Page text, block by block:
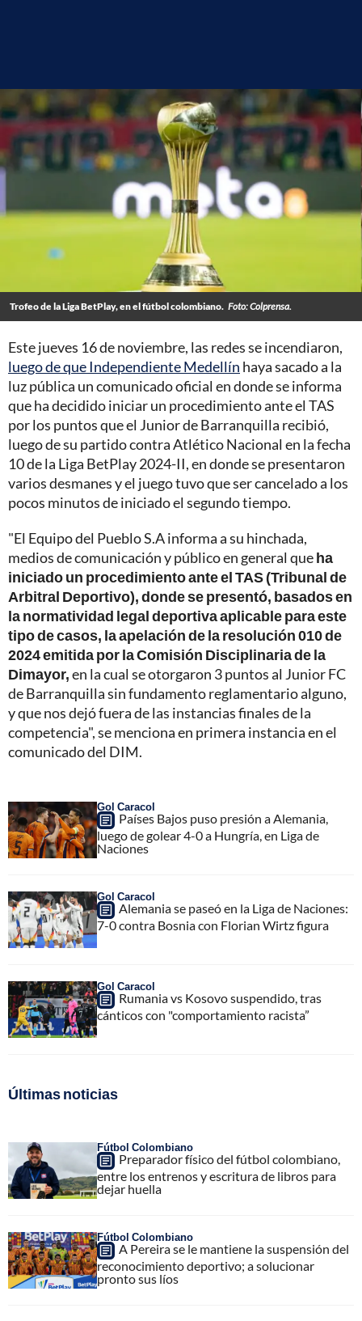
Trofeo de la Liga BetPlay, en el fútbol colombiano. Foto: Colprensa.
Este jueves 16 de noviembre, las redes se incendiaron,
luego de que Independiente Medellín haya sacado a la
luz pública un comunicado oficial en donde se informa
que ha decidido iniciar un procedimiento ante el TAS
por los puntos que el Junior de Barranquilla recibió,
luego de su partido contra Atlético Nacional en la fecha
10 de la Liga BetPlay 2024-II, en donde se presentaron
varios desmanes y el juego tuvo que ser cancelado a los
pocos minutos de iniciado el segundo tiempo.
"El Equipo del Pueblo S.A informa a su hinchada,
medios de comunicación y público en general queha
iniciado un procedimiento ante el TAS (Tribunal de
Arbitral Deportivo), donde se presentó, basados en
la normatividad legal deportiva aplicable para este
tipo de casos, la apelación de la resolución 010 de
2024 emitida por la Comisión Disciplinaria de la
Dimayor,en la cual se otorgaron 3 puntos al Junior FC
de Barranquilla sin fundamento reglamentario alguno,
y que nos dejó fuera de las instancias finales de la
competencia", se menciona en primera instancia en el
comunicado del DIM.
Gol Caracol
Países Bajos puso presión a Alemania,
luego de golear 4-0 a Hungría, en Liga de
Naciones
Gol Caracol
Alemania se paseó en la Liga de Naciones:
7-0 contra Bosnia con Florian Wirtz figura
Gol Caracol
Rumania vs Kosovo suspendido, tras
cánticos con "comportamiento racista”
Últimas noticias
Fútbol Colombiano
Preparador físico del fútbol colombiano,
entre los entrenos y escritura de libros para
dejar huella
Fútbol Colombiano
A Pereira se le mantiene la suspensión del
reconocimiento deportivo; a solucionar
pronto sus líos